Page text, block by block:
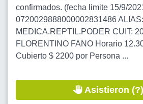
confirmados. (fecha limite 15/9/
0720029888000002831486 ALIAS:
MEDICA.REPTIL.PODER CUIT:
FLORENTINO FANO Horario
Cubierto $ 2200 por Persona ...
Asistieron (?)